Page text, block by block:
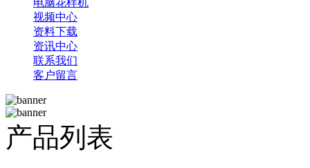
电脑花样机
视频中心
资料下载
资讯中心
联系我们
客户留言
产品列表